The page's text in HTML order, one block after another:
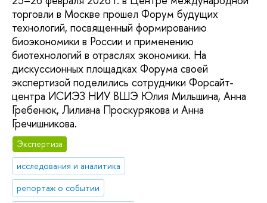
торговли в Москве прошел Форум будущих
технологий, посвященный формированию
биоэкономики в России и применению
биотехнологий в отраслях экономики. На
дискуссионных площадках Форума своей
экспертизой поделились сотрудники Форсайт-
центра ИСИЭЗ НИУ ВШЭ Юлия Мильшина, Анна
Гребенюк, Лилиана Проскурякова и Анна
Гречишникова.
Экспертиза
исследования и аналитика
репортаж о событии